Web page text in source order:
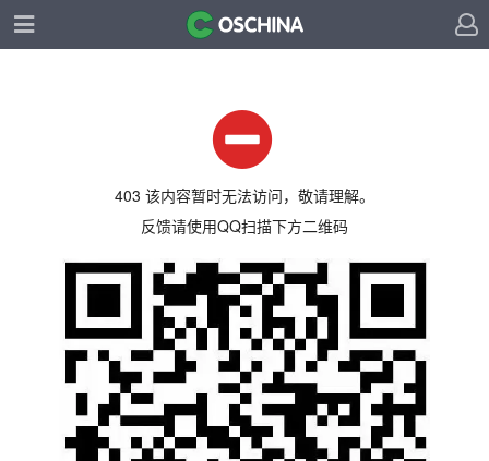
403 该内容暂时无法访问，敬请理解。
反馈请使用QQ扫描下方二维码